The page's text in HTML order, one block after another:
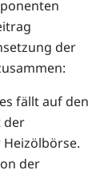
der
fällt auf den
der
der